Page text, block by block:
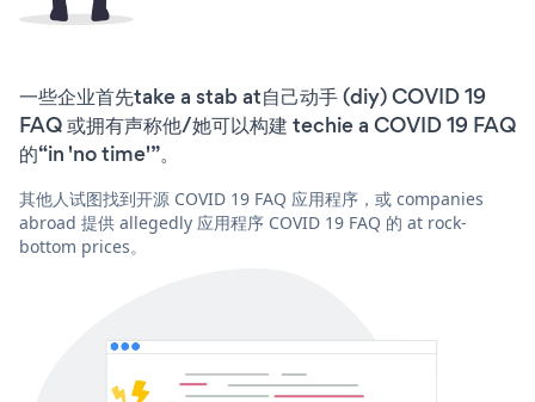
一些企业首先take a stab at自己动手 (diy) COVID 19
FAQ 或拥有声称他/她可以构建 techie a COVID 19 FAQ
的“in 'no time'”。
其他人试图找到开源 COVID 19 FAQ 应用程序，或 companies
abroad 提供 allegedly 应用程序 COVID 19 FAQ 的 at rock-
bottom prices。